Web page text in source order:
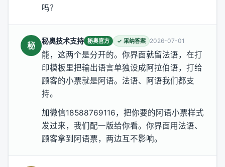
吗？
秘 秘奥技术支持 秘奥官方 ✓ 采纳答案 2026-07-01
能，这两个是分开的。你界面就留法语，在打
印模板里把输出语言单独设成阿拉伯语，打给
顾客的小票就是阿语。法语、阿语我们都支
持。
加微信18588769116，把你要的阿语小票样式
发过来，我们配一版给你看。你界面用法语、
顾客拿到阿语票，两边互不影响。